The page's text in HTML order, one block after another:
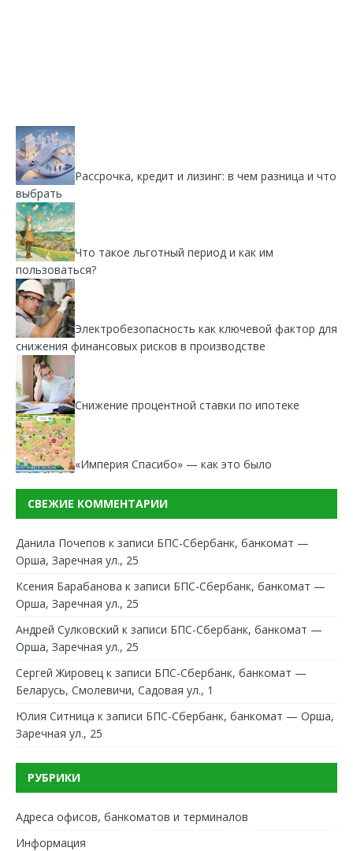
Рассрочка, кредит и лизинг: в чем разница и что
выбрать
Что такое льготный период и как им
пользоваться?
Электробезопасность как ключевой фактор для
снижения финансовых рисков в производстве
Снижение процентной ставки по ипотеке
«Империя Спасибо» — как это было
СВЕЖИЕ КОММЕНТАРИИ
Данила Почепов к записи БПС-Сбербанк, банкомат —
Орша, Заречная ул., 25
Ксения Барабанова к записи БПС-Сбербанк, банкомат —
Орша, Заречная ул., 25
Андрей Сулковский к записи БПС-Сбербанк, банкомат —
Орша, Заречная ул., 25
Сергей Жировец к записи БПС-Сбербанк, банкомат —
Беларусь, Смолевичи, Садовая ул., 1
Юлия Ситница к записи БПС-Сбербанк, банкомат — Орша,
Заречная ул., 25
РУБРИКИ
Адреса офисов, банкоматов и терминалов
Информация